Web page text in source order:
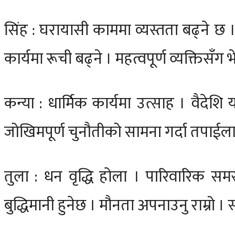
सिंह : घरायासी काममा व्यस्तता बढ्ने छ
कार्यमा रूची बढ्ने । महत्वपूर्ण व्यक्तिसँग
कन्या : धार्मिक कार्यमा उत्साह । वैदेशि
जोखिमपूर्ण चुनौतीको सामना गर्दा
तुला : धन वृद्धि होला । पारिवारिक
बुद्धिमानी हुनेछ । मौनता अपनाउनु राम्रो